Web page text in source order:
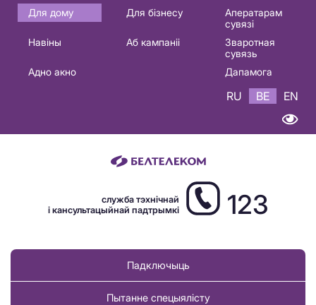
Основная
навигация
Для дому Для бізнесу
Аператарам
сувязі
Навіны
Аб кампаніі
Зваротная
сувязь
Адно акно
Дапамога
RU BE EN
служба тэхнічнай
і кансультацыйнай падтрымкі
123
Падключыць
Пытанне спецыялісту